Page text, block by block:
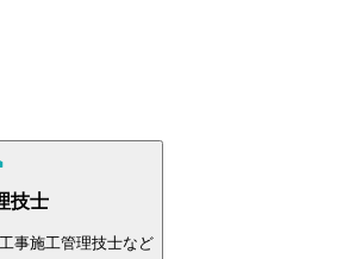
技士
事施工管理技士など